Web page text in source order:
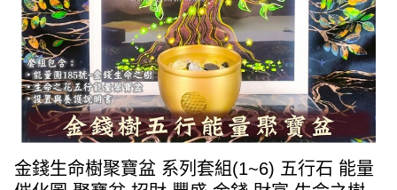
金錢生命樹聚寶盆 系列套組(1~6) 五行石 能量